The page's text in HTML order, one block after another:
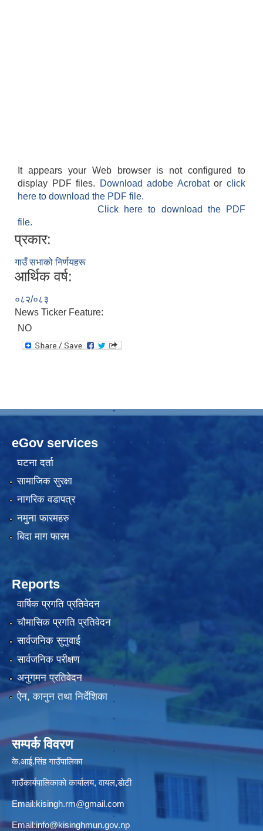
It appears your Web browser is not configured to
display PDF files.
Download adobe Acrobatorclick
here to download the PDF file.
Click here to download the PDF
file.
प्रकार:
गाउँ सभाको निर्णयहरू
आर्थिक वर्ष:
०८२/०८३
News Ticker Feature:
NO
eGov services
घटना दर्ता
सामाजिक सुरक्षा
नागरिक वडापत्र
नमुना फारमहरु
बिदा माग फारम
Reports
वार्षिक प्रगति प्रतिवेदन
चौमासिक प्रगति प्रतिवेदन
सार्वजनिक सुनुवाई
सार्वजनिक परीक्षण
अनुगमन प्रतिवेदन
ऐन, कानुन तथा निर्देशिका
सम्पर्क विवरण
के.आई.सिंह गाउँपालिका
गाउँकार्यपालिकाकाे कार्यालय, वायल,डाेटी
Email:kisingh.rm@gmail.com
Email:info@kisinghmun.gov.np